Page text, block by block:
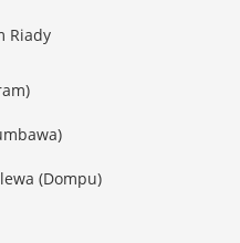
Riady
(Dompu)